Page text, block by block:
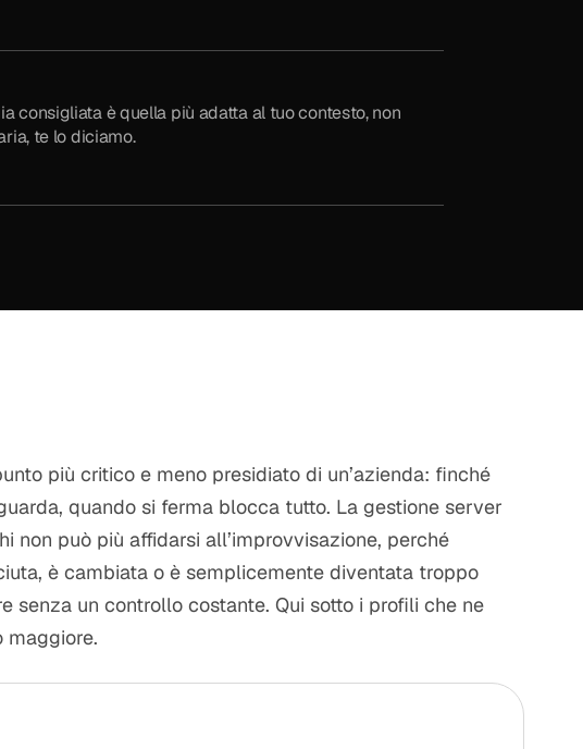
consigliata è quella più adatta al tuo contesto, non
te lo diciamo.
più critico e meno presidiato di un’azienda: finché
quando si ferma blocca tutto. La gestione server
non può più affidarsi all’improvvisazione, perché
è cambiata o è semplicemente diventata troppo
senza un controllo costante. Qui sotto i profili che ne
maggiore.